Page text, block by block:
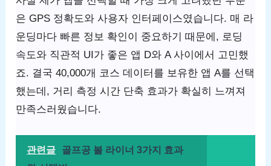
은 GPS 정확도와 사용자 인터페이스였습니다. 매 라
운딩마다 빠른 정보 확인이 중요하기 때문에, 로딩
속도와 직관적 UI가 좋은 앱 D와 A 사이에서 고민했
죠. 결국 40,000개 코스 데이터를 보유한 앱 A를 선택
했는데, 거리 측정 시간 단축 효과가 확실히 느껴져
만족스러웠습니다.
관련글
골프공 볼 라이너 3가지 효과